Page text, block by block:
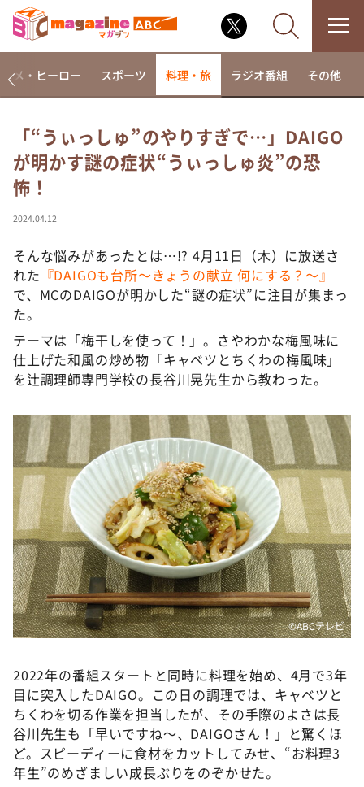
なるみ・岡村の過ぎるTV
これ余談なんですけど・・・
て真剣です
探偵！ナイトスクープ
河合＆A.B.C-Z塚田×福井アナ「なんでやねん！？」
（news おかえり）
DAIGOも台所 ～きょうの献立 何にする？～
朝だ！生です旅サラダ
教えて！ニュースライブ 正義のミカタ
ＬＩＦＥ～夢のカタチ～
新婚さんいらっしゃい！
ポツンと一軒家
ザキ山小屋本館
ぺこぱのまるスポ
アナ回覧板
メ・ヒーロー スポーツ 料理・旅 ラジオ番組 その他
「“うぃっしゅ”のやりすぎで…」DAIGO
が明かす謎の症状“うぃっしゅ炎”の恐
怖！
2024.04.12
そんな悩みがあったとは…!? 4月11日（木）に放送さ
れた 『DAIGOも台所～きょうの献立 何にする？～』
で、MCのDAIGOが明かした“謎の症状”に注目が集まっ
た。
テーマは「梅干しを使って！」。さやわかな梅風味に
仕上げた和風の炒め物「キャベツとちくわの梅風味」
を辻調理師専門学校の長谷川晃先生から教わった。
©️ABCテレビ
2022年の番組スタートと同時に料理を始め、4月で3年
目に突入したDAIGO。この日の調理では、キャベツと
ちくわを切る作業を担当したが、その手際のよさは長
谷川先生も「早いですね〜、DAIGOさん！」と驚くほ
ど。スピーディーに食材をカットしてみせ、“お料理3
年生”のめざましい成長ぶりをのぞかせた。